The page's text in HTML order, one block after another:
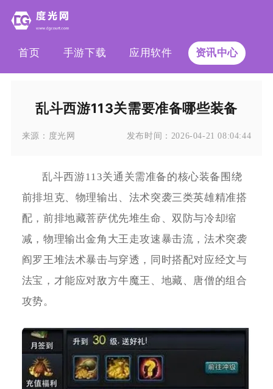
首页 手游下载 应用软件 资讯中心
乱斗西游113关需要准备哪些装备
来源： 度光网 发布时间： 2026-04-21 08:04:44
乱斗西游113关通关需准备的核心装备围绕
前排坦克、物理输出、法术突袭三类英雄精准搭
配，前排地藏菩萨优先堆生命、双防与冷却缩
减，物理输出金角大王走攻速暴击流，法术突袭
阎罗王堆法术暴击与穿透，同时搭配对应经文与
法宝，才能应对敌方牛魔王、地藏、唐僧的组合
攻势。